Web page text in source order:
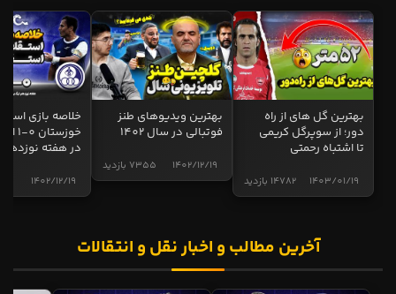
بهترین گل های از راه
دور؛ از سوپرگل کریمی
تا اشتباه رحمتی
14782 بازدید 1403/01/19
بهترین ویدیوهای طنز
فوتبالی در سال 1402
7355 بازدید 1402/12/19
خلاصه بازی
در هفته نوزدهم
1402/12/19
آخرین مطالب و اخبار نقل و انتقالات